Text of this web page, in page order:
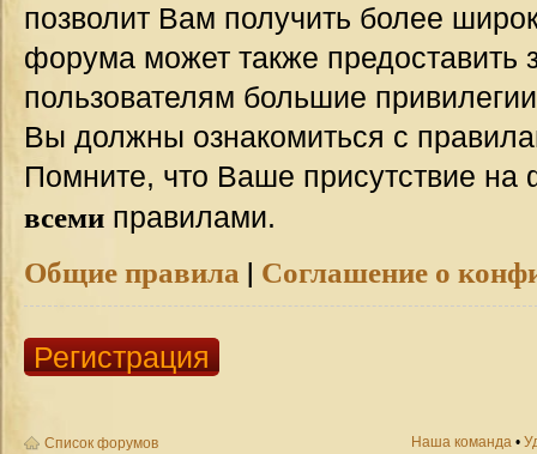
позволит Вам получить более
форума может также предоставить
пользователям большие
Вы должны ознакомиться с
Помните, что Ваше присутствие на
всеми правилами.
Общие правила | Соглашение о
Регистрация
Список форумов Наша команда •